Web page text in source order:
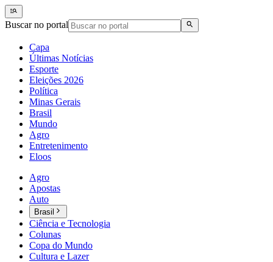
Buscar no portal
Capa
Últimas Notícias
Esporte
Eleições 2026
Política
Minas Gerais
Brasil
Mundo
Agro
Entretenimento
Eloos
Agro
Apostas
Auto
Brasil
Ciência e Tecnologia
Colunas
Copa do Mundo
Cultura e Lazer